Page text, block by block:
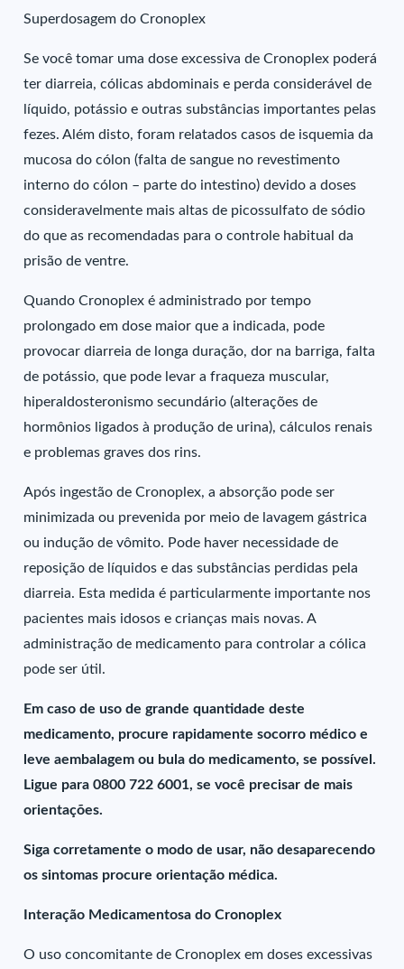
Superdosagem do Cronoplex
Se você tomar uma dose excessiva de Cronoplex poderá
ter diarreia, cólicas abdominais e perda considerável de
líquido, potássio e outras substâncias importantes pelas
fezes. Além disto, foram relatados casos de isquemia da
mucosa do cólon (falta de sangue no revestimento
interno do cólon – parte do intestino) devido a doses
consideravelmente mais altas de picossulfato de sódio
do que as recomendadas para o controle habitual da
prisão de ventre.
Quando Cronoplex é administrado por tempo
prolongado em dose maior que a indicada, pode
provocar diarreia de longa duração, dor na barriga, falta
de potássio, que pode levar a fraqueza muscular,
hiperaldosteronismo secundário (alterações de
hormônios ligados à produção de urina), cálculos renais
e problemas graves dos rins.
Após ingestão de Cronoplex, a absorção pode ser
minimizada ou prevenida por meio de lavagem gástrica
ou indução de vômito. Pode haver necessidade de
reposição de líquidos e das substâncias perdidas pela
diarreia. Esta medida é particularmente importante nos
pacientes mais idosos e crianças mais novas. A
administração de medicamento para controlar a cólica
pode ser útil.
Em caso de uso de grande quantidade deste
medicamento, procure rapidamente socorro médico e
leve aembalagem ou bula do medicamento, se possível.
Ligue para 0800 722 6001, se você precisar de mais
orientações.
Siga corretamente o modo de usar, não desaparecendo
os sintomas procure orientação médica.
Interação Medicamentosa do Cronoplex
O uso concomitante de Cronoplex em doses excessivas